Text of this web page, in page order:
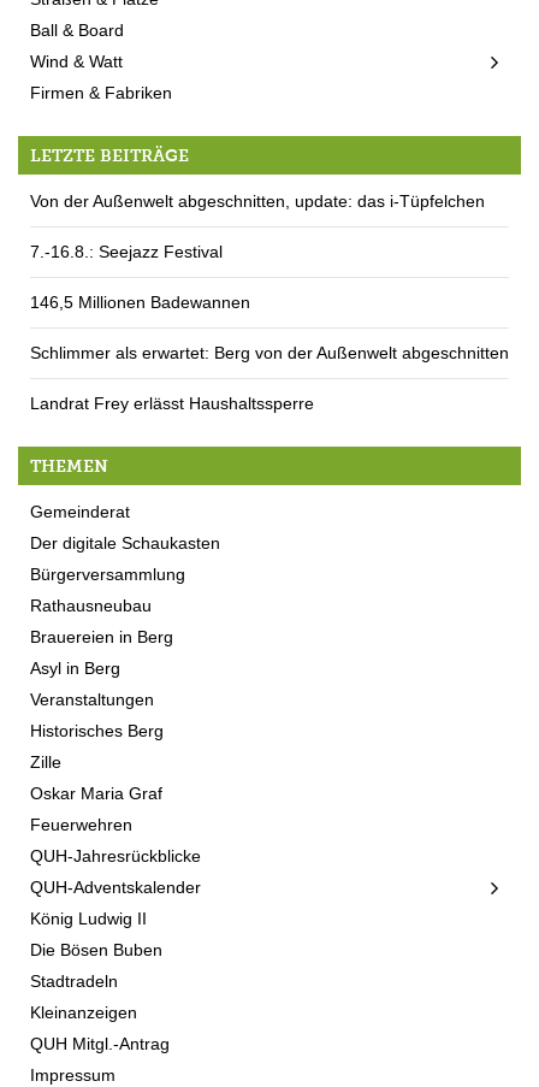
Ball & Board
Wind & Watt
Firmen & Fabriken
LETZTE BEITRÄGE
Von der Außenwelt abgeschnitten, update: das i-Tüpfelchen
7.-16.8.: Seejazz Festival
146,5 Millionen Badewannen
Schlimmer als erwartet: Berg von der Außenwelt abgeschnitten
Landrat Frey erlässt Haushaltssperre
THEMEN
Gemeinderat
Der digitale Schaukasten
Bürgerversammlung
Rathausneubau
Brauereien in Berg
Asyl in Berg
Veranstaltungen
Historisches Berg
Zille
Oskar Maria Graf
Feuerwehren
QUH-Jahresrückblicke
QUH-Adventskalender
König Ludwig II
Die Bösen Buben
Stadtradeln
Kleinanzeigen
QUH Mitgl.-Antrag
Impressum